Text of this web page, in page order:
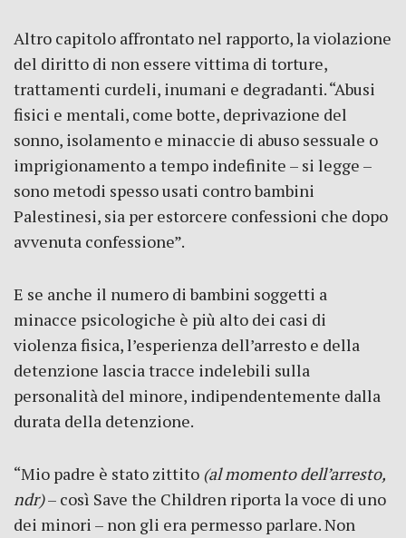
Altro capitolo affrontato nel rapporto, la violazione
del diritto di non essere vittima di torture,
trattamenti curdeli, inumani e degradanti. “Abusi
fisici e mentali, come botte, deprivazione del
sonno, isolamento e minaccie di abuso sessuale o
imprigionamento a tempo indefinite – si legge –
sono metodi spesso usati contro bambini
Palestinesi, sia per estorcere confessioni che dopo
avvenuta confessione”.
E se anche il numero di bambini soggetti a
minacce psicologiche è più alto dei casi di
violenza fisica, l’esperienza dell’arresto e della
detenzione lascia tracce indelebili sulla
personalità del minore, indipendentemente dalla
durata della detenzione.
“Mio padre è stato zittito (al momento dell’arresto,
ndr)– così Save the Children riporta la voce di uno
dei minori – non gli era permesso parlare. Non